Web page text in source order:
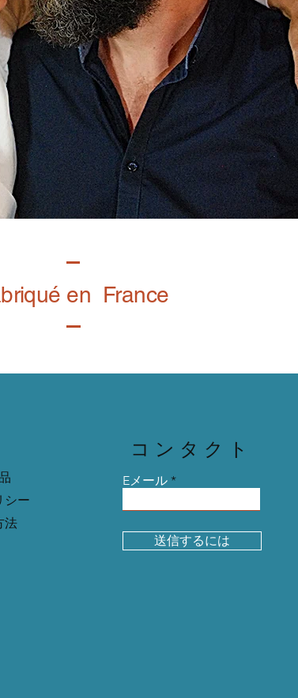
en France
シー
法
コンタクト
Eメール
送信するには